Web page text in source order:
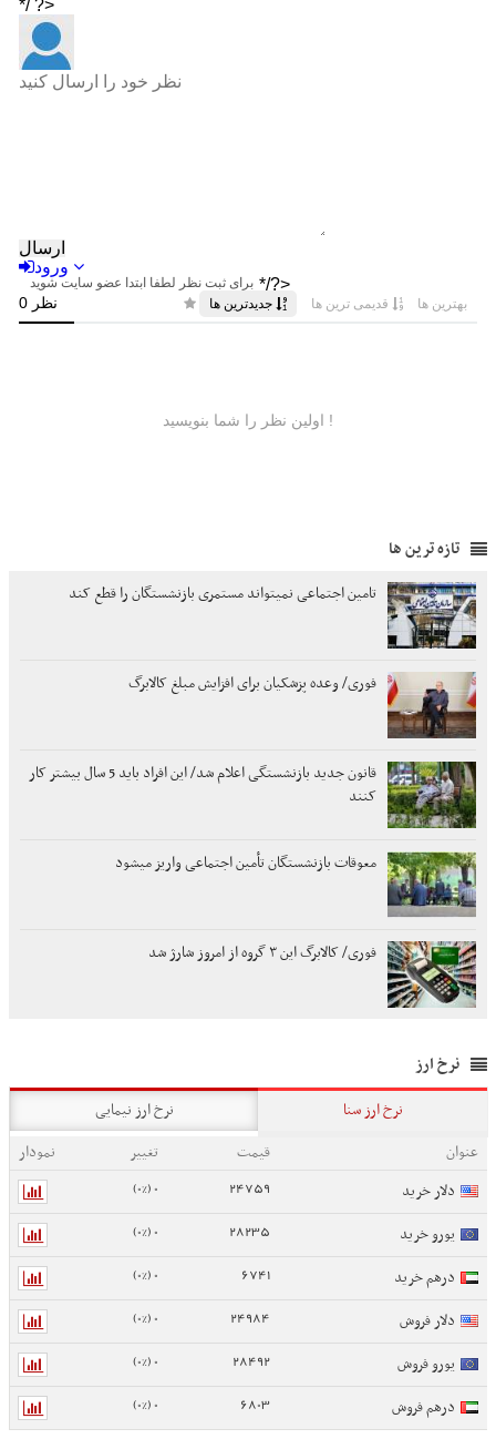
تازه ترین ها
تامین اجتماعی نمیتواند مستمری بازنشستگان را قطع کند
فوری/ وعده پزشکیان برای افزایش مبلغ کالابرگ
قانون جدید بازنشستگی اعلام شد/ این افراد باید 5 سال بیشتر کار
کنند
معوقات بازنشستگان تأمین اجتماعی واریز میشود
فوری/ کالابرگ این ۳ گروه از امروز شارژ شد
نرخ ارز
نرخ ارز سنا
نرخ ارز نیمایی
عنوان
قیمت تغییر
نمودار
دلار خرید
24759
0 (0%)
یورو خرید 28235
0 (0%)
درهم خرید 6741
0 (0%)
دلار فروش 24984
0 (0%)
یورو فروش 28492
0 (0%)
درهم فروش 6803
0 (0%)